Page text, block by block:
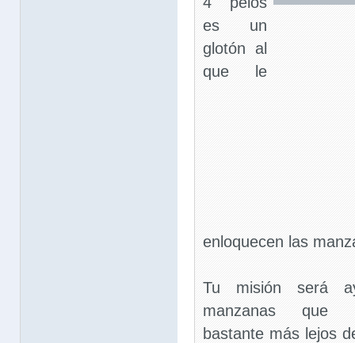
es un
glotón al
que le
enloquecen las
Tu misión será
manzanas que
bastante más lejos